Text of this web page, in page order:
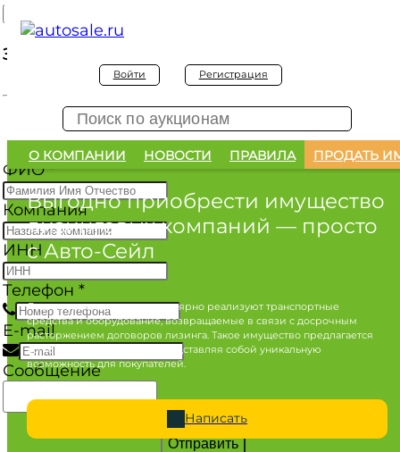
Войти Регистрация
О КОМПАНИИ НОВОСТИ ПРАВИЛА ПРОДАТЬ
Выгодно приобрести имущество
лизинговых компаний — просто
с Авто-Сейл
Лизинговые компании регулярно реализуют транспортные
средства и оборудование, возвращаемые в связи с досрочным
расторжением договоров лизинга. Такое имущество предлагается
по конкурентным ценам, представляя собой уникальную
возможность для покупателей.
Написать
Заявка на покупку
Заявка на покупку изъятого а/м
ФИО*
Компания
ИНН
Телефон *
E-mail
Сообщение
Отправить